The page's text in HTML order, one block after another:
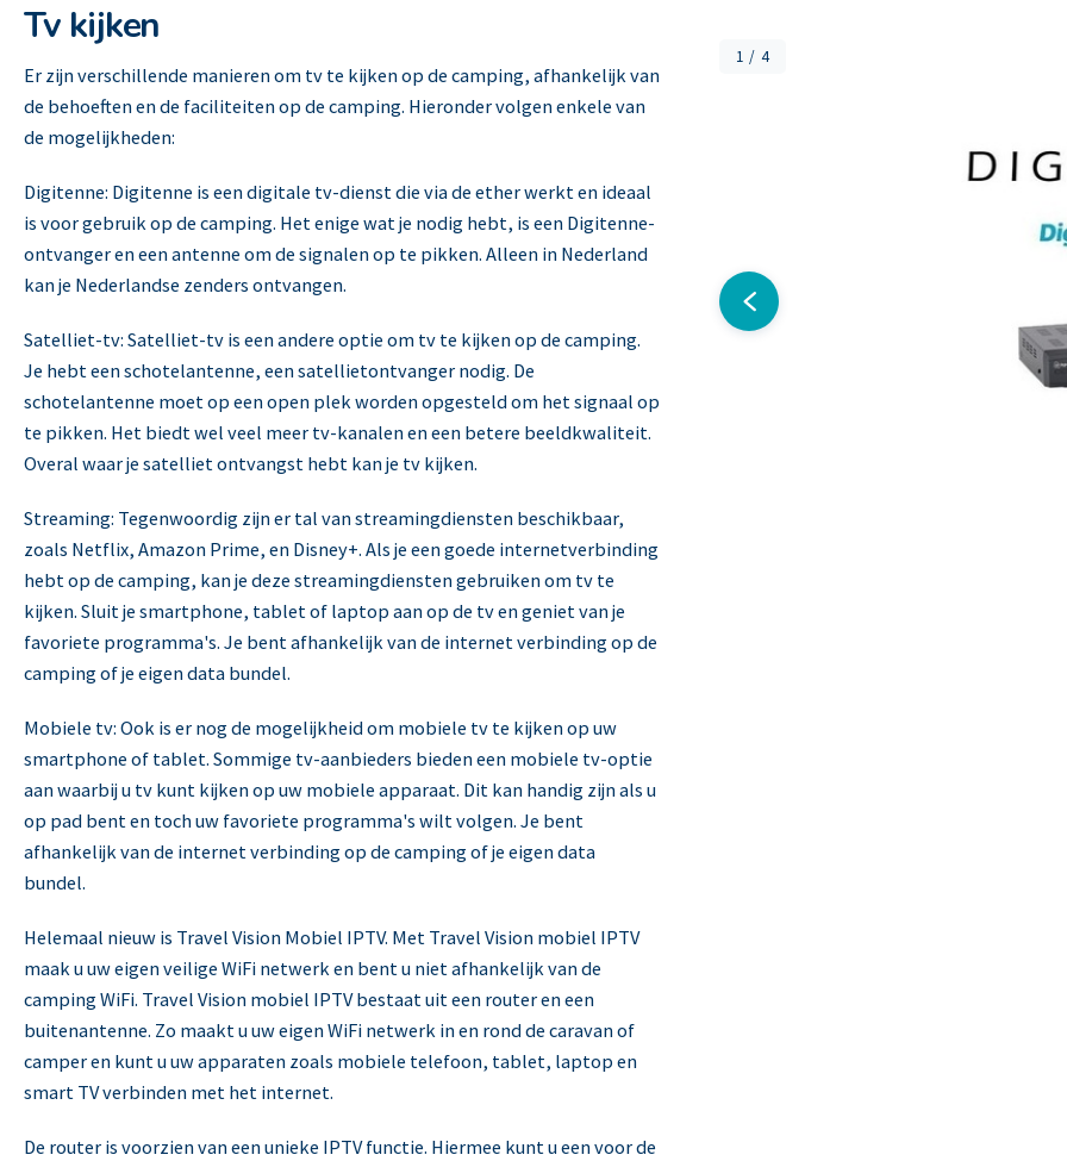
Wandelsport Lacros fietsen
Kampeer en Techniek gids
Tv kijken
Er zijn verschillende manieren om tv te kijken op de camping, afhankelijk van
de behoeften en de faciliteiten op de camping. Hieronder volgen enkele van
de mogelijkheden:
Digitenne: Digitenne is een digitale tv-dienst die via de ether werkt en ideaal
is voor gebruik op de camping. Het enige wat je nodig hebt, is een Digitenne-
ontvanger en een antenne om de signalen op te pikken. Alleen in Nederland
kan je Nederlandse zenders ontvangen.
Satelliet-tv: Satelliet-tv is een andere optie om tv te kijken op de camping.
Je hebt een schotelantenne, een satellietontvanger nodig. De
schotelantenne moet op een open plek worden opgesteld om het signaal op
te pikken. Het biedt wel veel meer tv-kanalen en een betere beeldkwaliteit.
Overal waar je satelliet ontvangst hebt kan je tv kijken.
Streaming: Tegenwoordig zijn er tal van streamingdiensten beschikbaar,
zoals Netflix, Amazon Prime, en Disney+. Als je een goede internetverbinding
hebt op de camping, kan je deze streamingdiensten gebruiken om tv te
kijken. Sluit je smartphone, tablet of laptop aan op de tv en geniet van je
favoriete programma's. Je bent afhankelijk van de internet verbinding op de
camping of je eigen data bundel.
Mobiele tv: Ook is er nog de mogelijkheid om mobiele tv te kijken op uw
smartphone of tablet. Sommige tv-aanbieders bieden een mobiele tv-optie
aan waarbij u tv kunt kijken op uw mobiele apparaat. Dit kan handig zijn als u
op pad bent en toch uw favoriete programma's wilt volgen. Je bent
afhankelijk van de internet verbinding op de camping of je eigen data
bundel.
Helemaal nieuw is Travel Vision Mobiel IPTV. Met Travel Vision mobiel IPTV
maak u uw eigen veilige WiFi netwerk en bent u niet afhankelijk van de
camping WiFi. Travel Vision mobiel IPTV bestaat uit een router en een
buitenantenne. Zo maakt u uw eigen WiFi netwerk in en rond de caravan of
camper en kunt u uw apparaten zoals mobiele telefoon, tablet, laptop en
smart TV verbinden met het internet.
De router is voorzien van een unieke IPTV functie. Hiermee kunt u een voor de
Travel Vision IPTV
1 / 4